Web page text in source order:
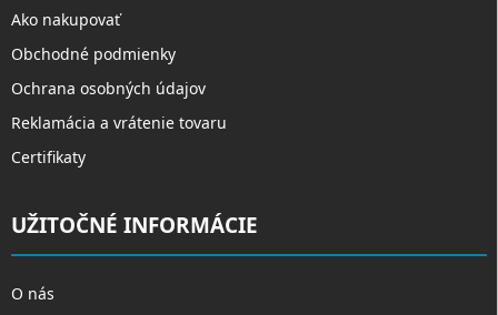
Ako nakupovať
Obchodné podmienky
Ochrana osobných údajov
Reklamácia a vrátenie tovaru
Certifikaty
UŽITOČNÉ INFORMÁCIE
O nás